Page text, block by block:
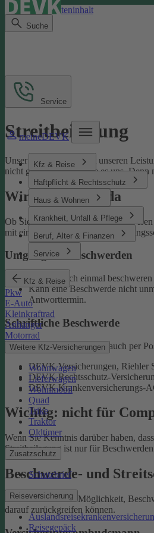
Direkt zum Seiteninhalt
Suche
meineDEVK
Kfz & Reise
Haftpflicht & Rechtsschutz
Haus & Wohnen
Krankheit, Unfall & Pflege
Beruf, Alter & Finanzen
Service
Kfz & Reise
Pkw
E-Auto
Kleinkraftrad
Anhänger
Motorrad
Weitere Kfz-Versicherungen
Wohnwagen
Lieferwagen
Wohnmobil
Quad
Trike
Traktor
Oldtimer
Zusatzschutz
Schutzbrief
Reiseversicherung
Reisegepäck
Service
Streitbeilegung
Unser Ziel ist es, Sie mit unseren
nicht gelingen, sagen Sie es uns.
Wir sind für Sie da
Ob Sie uns loben oder sich
mit einer Schaden- oder
Umgang mit Beschwerden
Falls Sie sich einmal
Kann eine Beschwerde nicht
Antworttermin.
Schriftliche Beschwerde
Natürlich erreichen Sie uns auch per
DEVK Versicherungen, Riehler
DEVK Rechtsschutz-
DEVK Krankenversicherungs-
Wichtig: nicht für
Wenn Sie Kenntnis darüber haben,
Streitbeilegung ist nur für
Beschwerde- und
Sie haben auch die Möglichkeit,
darauf zurückgreifen können.